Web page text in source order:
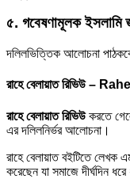
৫. গবেষণামূলক ইসলামি
দলিলভিত্তিক আলোচনা
রাহে বেলায়াত রিভিউ –
রাহে বেলায়াত রিভিউকরতে
এর দলিলনির্ভর আলোচনা।
রাহে বেলায়াতবইটিতে লেখক
করেছেন যা সমাজে দীর্ঘদিন